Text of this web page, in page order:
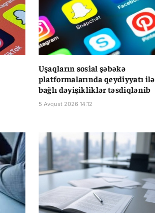
Uşaqların sosial şəbəkə
platformalarında qeydiyyatı ilə
bağlı dəyişikliklər təsdiqlənib
5 Avqust 2026 14:12